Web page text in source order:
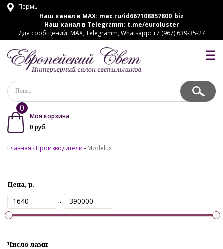
Пермь
Наш канал в MAX: max.ru/id667108857800_biz
Наш канал в Telegramm: t.me/euroluster
Для сообщений: MAX, Telegramm, Whatsapp: +7 (967) 639-35-27
☰
0
Моя корзина
0 руб.
Главная Производители Modelux
Цена, р.
-
Число ламп